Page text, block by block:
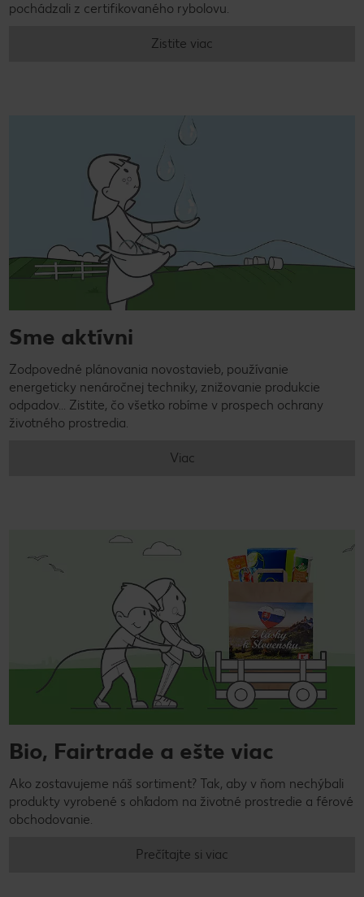
pochádzali z certifikovaného rybolovu.
Zistite viac
Sme aktívni
Zodpovedné plánovania novostavieb, používanie
energeticky nenáročnej techniky, znižovanie produkcie
odpadov... Zistite, čo všetko robíme v prospech ochrany
životného prostredia.
Viac
Bio, Fairtrade a ešte viac
Ako zostavujeme náš sortiment? Tak, aby v ňom nechýbali
produkty vyrobené s ohľadom na životné prostredie a férové
obchodovanie.
Prečítajte si viac